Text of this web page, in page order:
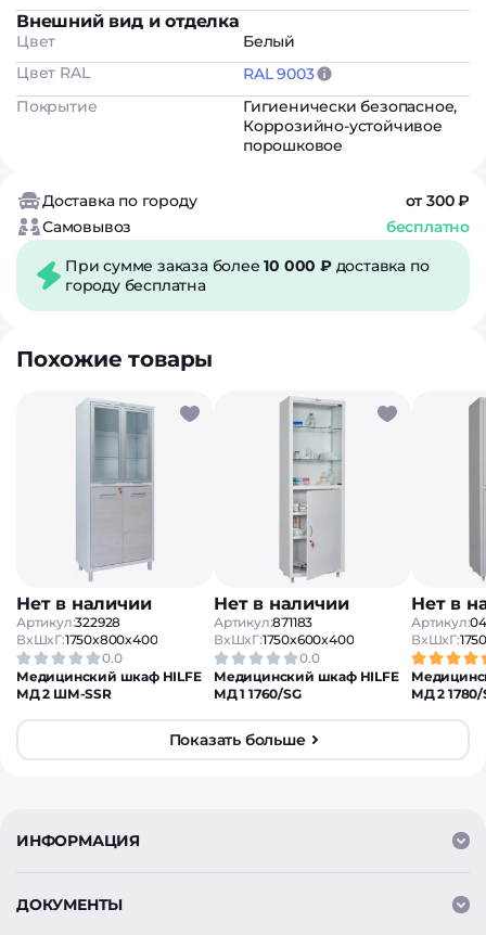
Внешний вид и отделка
Цвет
Белый
Цвет RAL
RAL 9003
Покрытие
Гигиенически безопасное,
Коррозийно-устойчивое
порошковое
Доставка по городу
от 300 ₽
Самовывоз
бесплатно
При сумме заказа более10 000 ₽доставка по
городу бесплатна
Похожие товары
Нет в наличии
Артикул:322928
ВxШxГ:1750x800x400
0.0
Медицинский шкаф HILFE
МД 2 ШМ-SSR
Нет в наличии
Артикул:871183
ВxШxГ:1750x600x400
0.0
Медицинский шкаф HILFE
МД 1 1760/SG
Нет в
Артикул:
ВxШxГ:
МД 2 1780/
Показать больше
ИНФОРМАЦИЯ
ДОКУМЕНТЫ